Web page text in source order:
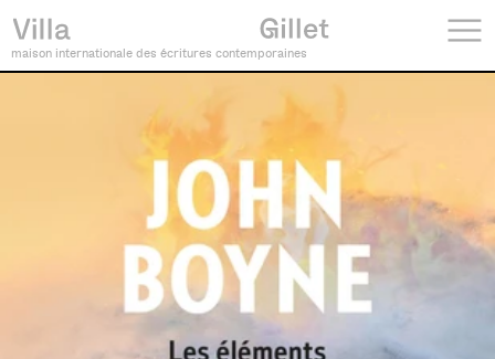
maison internationale des écritures contemporaines